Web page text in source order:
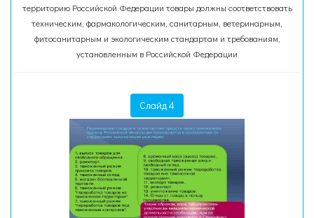
территорию Российской Федерации товары должны соответствовать
техническим, фармакологическим, санитарным, ветеринарным,
фитосанитарным и экологическим стандартам и требованиям,
установленным в Российской Федерации
Слайд 4